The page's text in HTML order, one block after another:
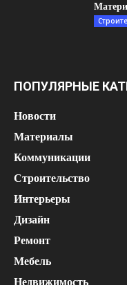
ПОПУЛЯРНЫЕ
Новости
Материалы
Коммуникации
Строительство
Интерьеры
Дизайн
Ремонт
Мебель
Недвижимость